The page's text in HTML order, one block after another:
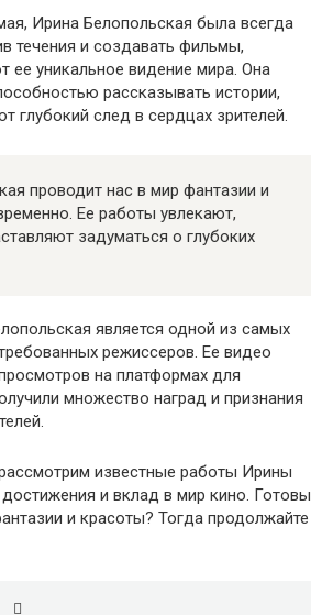
Ирина Белопольская была всегда
течения и создавать фильмы,
ее уникальное видение мира. Она
рассказывать истории,
глубокий след в сердцах зрителей.
проводит нас в мир фантазии и
Ее работы увлекают,
задуматься о глубоких
является одной из самых
режиссеров. Ее видео
на платформах для
множество наград и признания
известные работы Ирины
и вклад в мир кино. Готовы
и красоты? Тогда продолжайте